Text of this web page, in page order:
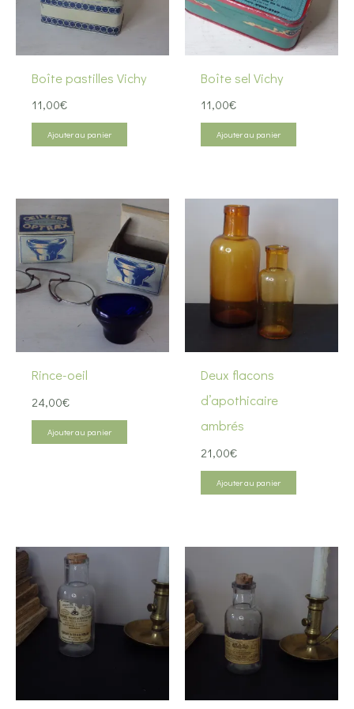
Boîte pastilles Vichy
11,00€
Ajouter au panier
Boîte sel Vichy
11,00€
Ajouter au panier
Rince-oeil
24,00€
Ajouter au panier
Deux flacons
d’apothicaire
ambrés
21,00€
Ajouter au panier